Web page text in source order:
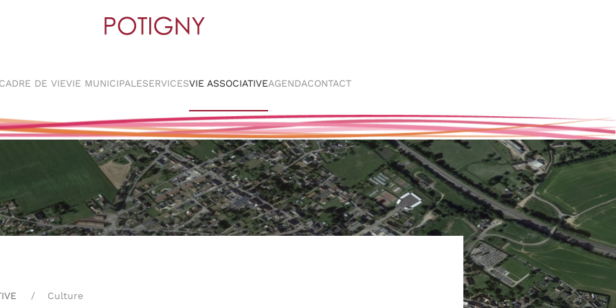
CADRE DE VIEVIE MUNICIPALESERVICESVIE ASSOCIATIVEAGENDACONTACT
Culture